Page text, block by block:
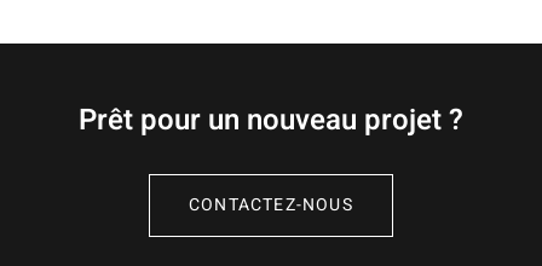
Prêt pour un nouveau projet ?
CONTACTEZ-NOUS